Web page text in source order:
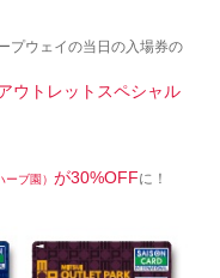
プウェイの当日の入場券の
ウトレットスペシャル
ブ園） が30%OFFに！